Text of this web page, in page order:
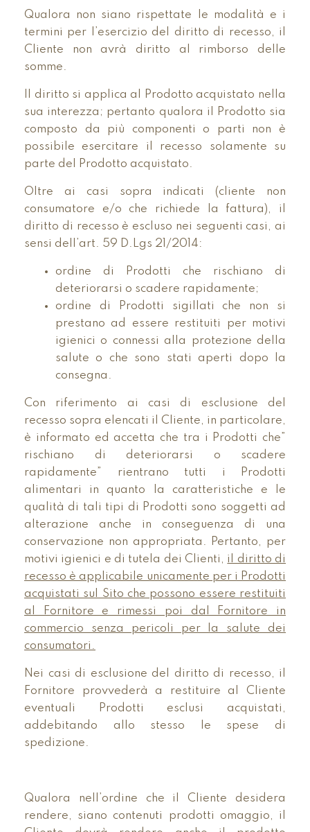
Qualora non siano rispettate le modalità e i
termini per l’esercizio del diritto di recesso, il
Cliente non avrà diritto al rimborso delle
somme.
Il diritto si applica al Prodotto acquistato nella
sua interezza; pertanto qualora il Prodotto sia
composto da più componenti o parti non è
possibile esercitare il recesso solamente su
parte del Prodotto acquistato.
Oltre ai casi sopra indicati (cliente non
consumatore e/o che richiede la fattura), il
diritto di recesso è escluso nei seguenti casi, ai
sensi dell’art. 59 D.Lgs 21/2014:
ordine di Prodotti che rischiano di
deteriorarsi o scadere rapidamente;
ordine di Prodotti sigillati che non si
prestano ad essere restituiti per motivi
igienici o connessi alla protezione della
salute o che sono stati aperti dopo la
consegna.
Con riferimento ai casi di esclusione del
recesso sopra elencati il Cliente, in particolare,
è informato ed accetta che tra i Prodotti che”
rischiano di deteriorarsi o scadere
rapidamente” rientrano tutti i Prodotti
alimentari in quanto la caratteristiche e le
qualità di tali tipi di Prodotti sono soggetti ad
alterazione anche in conseguenza di una
conservazione non appropriata. Pertanto, per
motivi igienici e di tutela dei Clienti, il diritto di
recesso è applicabile unicamente per i Prodotti
acquistati sul Sito che possono essere restituiti
al Fornitore e rimessi poi dal Fornitore in
commercio senza pericoli per la salute dei
consumatori.
Nei casi di esclusione del diritto di recesso, il
Fornitore provvederà a restituire al Cliente
eventuali Prodotti esclusi acquistati,
addebitando allo stesso le spese di
spedizione.
Qualora nell’ordine che il Cliente desidera
rendere, siano contenuti prodotti omaggio, il